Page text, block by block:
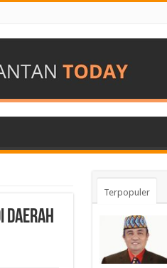
Daerah
Terpopuler